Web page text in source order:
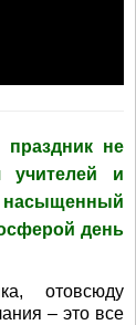
не
и
день
отовсюду
– это все